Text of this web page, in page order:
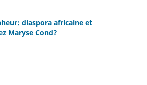
diaspora africaine et
Maryse Cond?